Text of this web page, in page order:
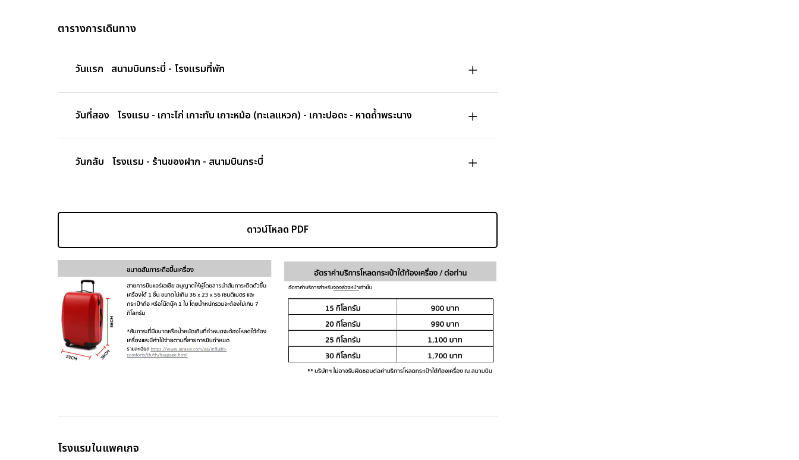
ตารางการเดินทาง
วันแรก สนามบินกระบี่ - โรงแรมที่พัก
วันที่สอง โรงแรม - เกาะไก่ เกาะทับ เกาะหม้อ (ทะเลแหวก) - เกาะปอดะ - หาดถ้ำพระนาง
วันกลับ โรงแรม - ร้านของฝาก - สนามบินกระบี่
ดาวน์โหลด PDF
โรงแรมในแพคเกจ